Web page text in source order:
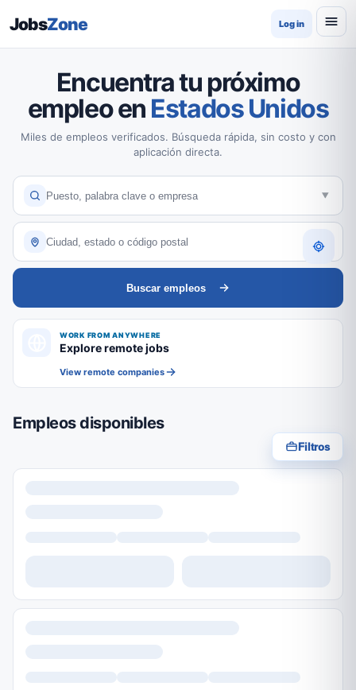
JobsZone Log in
Encuentra tu próximo
empleo en Estados Unidos
Miles de empleos verificados. Búsqueda rápida, sin costo y con
aplicación directa.
Buscar empleos
WORK FROM ANYWHERE
Explore remote jobs
View remote companies
Empleos disponibles
Filtros